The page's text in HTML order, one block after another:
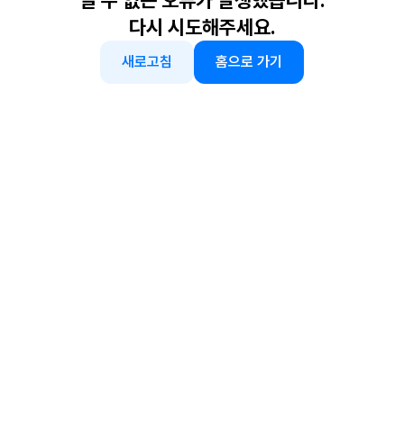
다시 시도해주세요.
새로고침 홈으로 가기